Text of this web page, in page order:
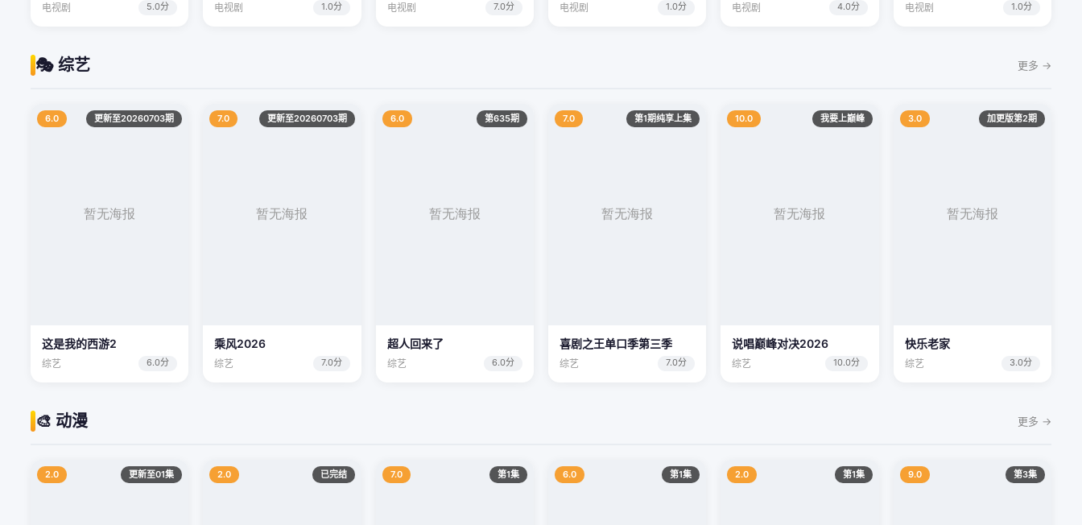
电视剧 5.0分 电视剧 1.0分 电视剧 7.0分 电视剧 1.0分 电视剧 4.0分 电视剧 1.0分
🎭 综艺 更多 →
6.0 更新至20260703期
这是我的西游2
综艺 6.0分
7.0 更新至20260703期
乘风2026
综艺 7.0分
6.0 第635期
超人回来了
综艺 6.0分
7.0 第1期纯享上集
喜剧之王单口季第三季
综艺 7.0分
10.0 我要上巅峰
说唱巅峰对决2026
综艺 10.0分
3.0 加更版第2期
快乐老家
综艺 3.0分
🎨 动漫 更多 →
2.0 更新至01集 2.0 已完结 7.0 第1集 6.0 第1集 2.0 第1集 9.0 第3集